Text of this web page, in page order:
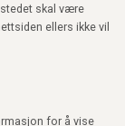
skal være
ellers ikke vil
for å vise